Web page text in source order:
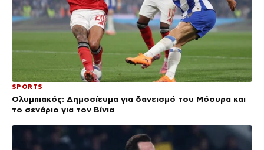
SPORTS
Ολυμπιακός: Δημοσίευμα για δανεισμό του Μόουρα και
το σενάριο για τον Βίνια